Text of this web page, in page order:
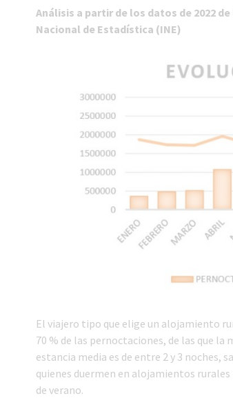
Análisis a partir de los datos de 2022
Nacional de Estadística (INE)
El viajero tipo que elige un alojamiento
70 % de las pernoctaciones, de las que
estancia media es de entre 2 y 3 noches,
quienes duermen en alojamientos
de verano.